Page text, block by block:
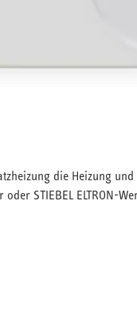
die Heizung
STIEBEL ELTRON-